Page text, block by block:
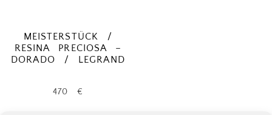
MEISTERSTÜCK /
RESINA PRECIOSA –
DORADO / LEGRAND
470 €